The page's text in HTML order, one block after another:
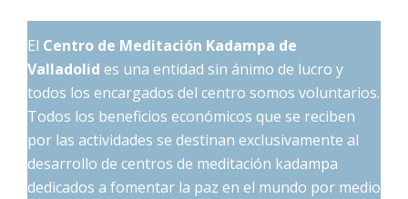
El Centro de Meditación Kadampa de
Valladolid es una entidad sin ánimo de lucro y
todos los encargados del centro somos voluntarios.
Todos los beneficios económicos que se reciben
por las actividades se destinan exclusivamente al
desarrollo de centros de meditación kadampa
dedicados a fomentar la paz en el mundo por medio